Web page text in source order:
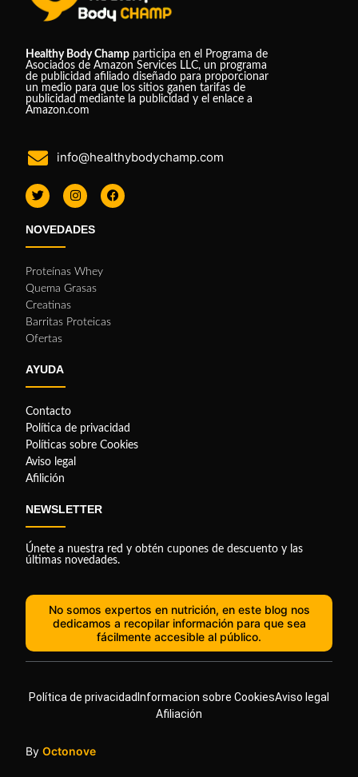
Healthy Body Champ participa en el Programa de
Asociados de Amazon Services LLC, un programa
de publicidad afiliado diseñado para proporcionar
un medio para que los sitios ganen tarifas de
publicidad mediante la publicidad y el enlace a
Amazon.com
info@healthybodychamp.com
NOVEDADES
Proteínas Whey
Quema Grasas
Creatinas
Barritas Proteicas
Ofertas
AYUDA
Contacto
Política de privacidad
Políticas sobre Cookies
Aviso legal
Afilición
NEWSLETTER
Únete a nuestra red y obtén cupones de descuento y las
últimas novedades.
No somos expertos en nutrición, en este blog nos
dedicamos a recopilar información para que sea
fácilmente accesible al público.
By Octonove
Política de privacidad Informacion sobre CookiesAviso legal
Afiliación